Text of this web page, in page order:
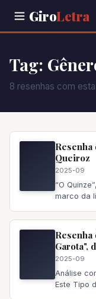
GiroLetra
Tag:
8 resenhas com
Queiroz
2025-09
“O
marco da
Garota",
2025-09
Análise
Este Tipo